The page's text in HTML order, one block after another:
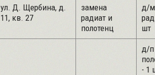
ул. Д. Щербина, д.
11, кв. 27
замена
радиат и
полотенц
д/м
шт
д/п
- 1